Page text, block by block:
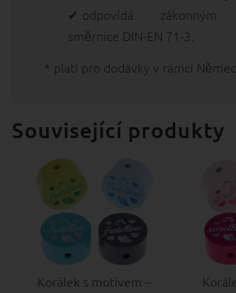
odpovídá zákonným
směrnice DIN-EN 71-3.
* platí pro dodávky v rámci
Související produkty
Korálek s motivem –